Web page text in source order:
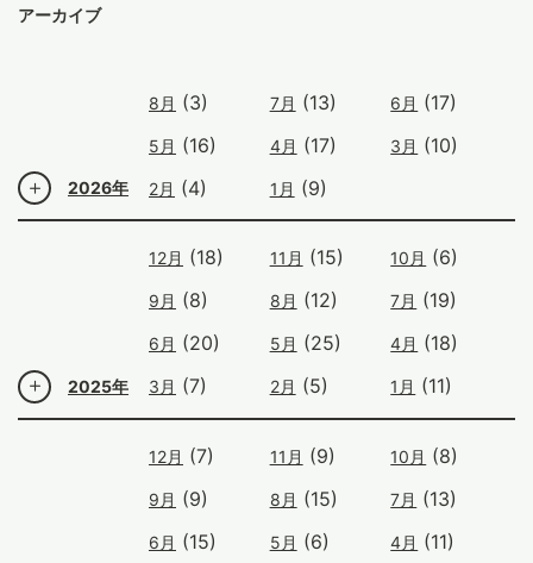
アーカイブ
2026年
8月 (3) 7月 (13) 6月 (17)
5月 (16) 4月 (17) 3月 (10)
2月 (4) 1月 (9)
2025年
12月 (18) 11月 (15) 10月 (6)
9月 (8) 8月 (12) 7月 (19)
6月 (20) 5月 (25) 4月 (18)
3月 (7) 2月 (5) 1月 (11)
12月 (7) 11月 (9) 10月 (8)
9月 (9) 8月 (15) 7月 (13)
6月 (15) 5月 (6) 4月 (11)